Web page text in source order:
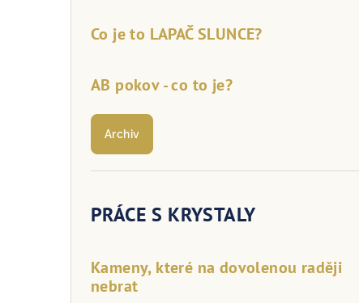
Co je to LAPAČ SLUNCE?
AB pokov - co to je?
Archiv
PRÁCE S KRYSTALY
Kameny, které na dovolenou raději
nebrat